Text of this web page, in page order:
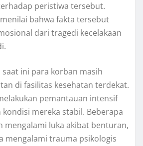
peristiwa tersebut.
bahwa fakta tersebut
dari tragedi kecelakaan
saat ini para korban masih
di fasilitas kesehatan terdekat.
pemantauan intensif
mereka stabil. Beberapa
mengalami luka akibat benturan,
mengalami trauma psikologis